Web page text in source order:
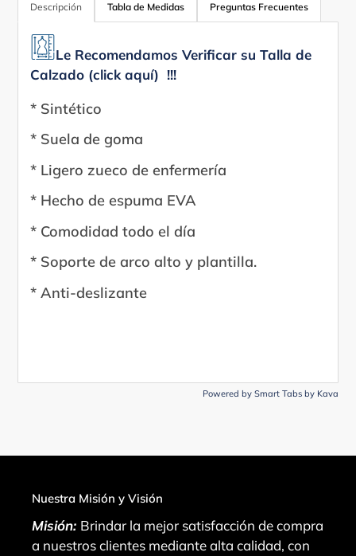
Descripción Tabla de Medidas Preguntas Frecuentes
Le Recomendamos Verificar su Talla de
Calzado (click aquí) !!!
* Sintético
* Suela de goma
* Ligero zueco de enfermería
* Hecho de espuma EVA
* Comodidad todo el día
* Soporte de arco alto y plantilla.
* Anti-deslizante
Powered by Smart Tabs by Kava
Nuestra Misión y Visión
Misión: Brindar la mejor satisfacción de compra
a nuestros clientes mediante alta calidad, con